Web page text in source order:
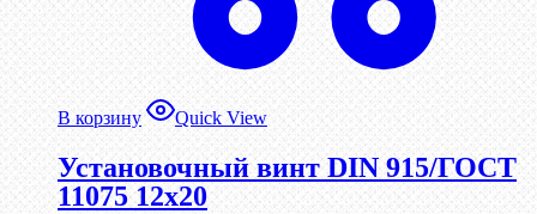
В корзину Quick View
Установочный винт DIN 915/ГОСТ
11075 12х20